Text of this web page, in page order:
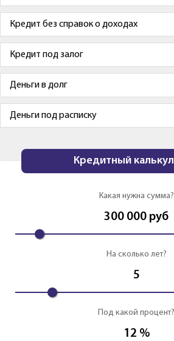
Кредит без справок о доходах
Кредит под залог
Деньги в долг
Деньги под расписку
Кредитный
Какая нужна сумма?
300 000 руб
На сколько лет?
5
Под какой процент?
12 %